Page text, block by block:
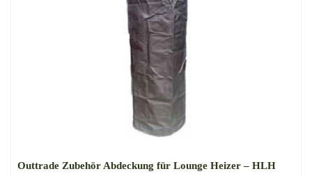
Outtrade Zubehör Abdeckung für Lounge Heizer – HLH